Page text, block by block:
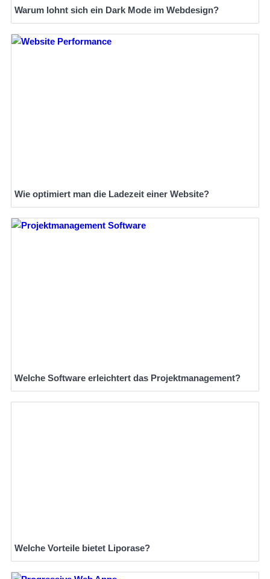
Warum lohnt sich ein Dark Mode im Webdesign?
Wie optimiert man die Ladezeit einer Website?
Welche Software erleichtert das Projektmanagement?
Welche Vorteile bietet Liporase?